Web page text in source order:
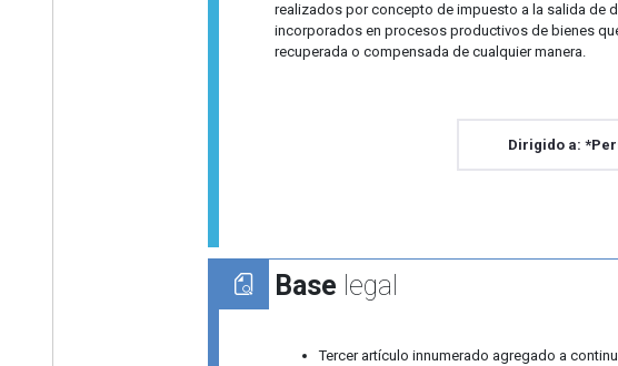
realizados por concepto de impuesto a la salida de
incorporados en procesos productivos de bienes
recuperada o compensada de cualquier manera.
Dirigido a:
Base legal
Tercer artículo innumerado agregado a